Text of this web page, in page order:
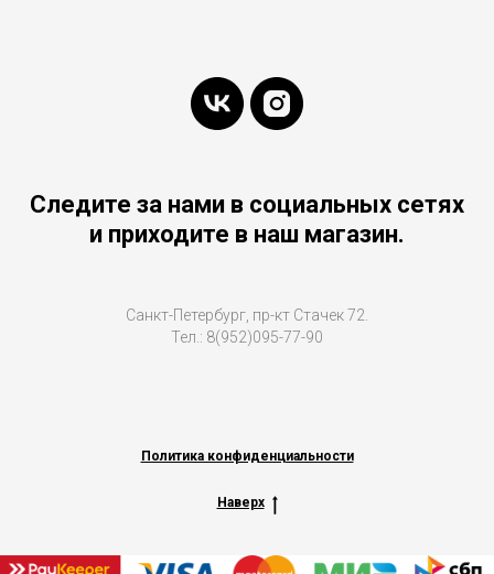
Следите за нами в социальных сетях
и приходите в наш магазин.
Санкт-Петербург, пр-кт Стачек 72.
Тел.: 8(952)095-77-90
Политика конфиденциальности
Наверх